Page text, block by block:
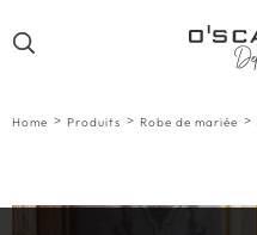
Home > Produits > Robe de mariée >